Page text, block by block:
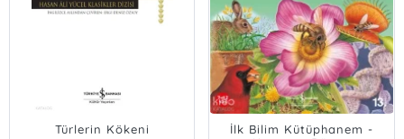
Türlerin Kökeni
İlk Bilim Kütüphanem -